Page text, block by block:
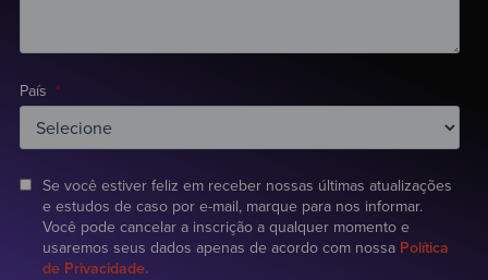
País *
Se você estiver feliz em receber nossas últimas atualizações
e estudos de caso por e-mail, marque para nos informar.
Você pode cancelar a inscrição a qualquer momento e
usaremos seus dados apenas de acordo com nossa Política
de Privacidade.